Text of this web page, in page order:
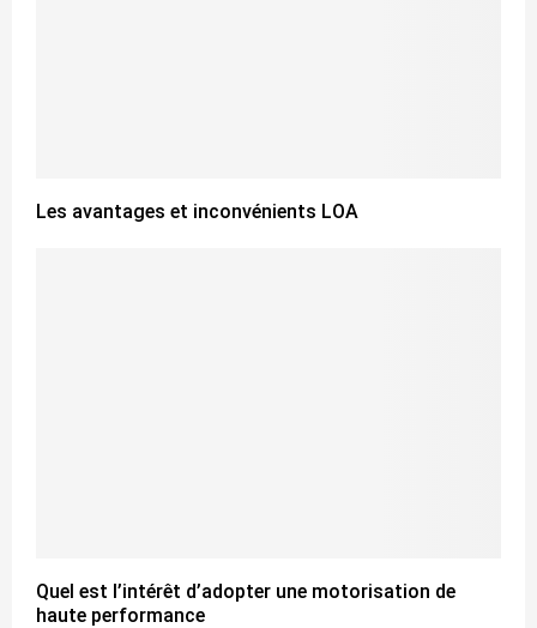
Les avantages et inconvénients LOA
Quel est l’intérêt d’adopter une motorisation de
haute performance